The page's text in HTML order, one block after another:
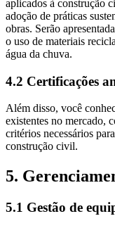
aplicados à construção
adoção de práticas
obras. Serão
o uso de materiais
água da chuva.
4.2 Certificações
Além disso, você
existentes no mercado,
critérios necessários
construção civil.
5.
5.1 Gestão de